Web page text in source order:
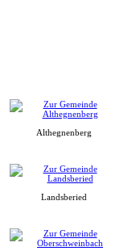
Althegnenberg
Landsberied